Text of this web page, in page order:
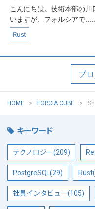
こんにちは。技術本部の
いますが、フォルシアで
Rust
ブ
HOME FORCIA CUBE
キーワード
テクノロジー(209)
PostgreSQL(29)
社員インタビュー(105)